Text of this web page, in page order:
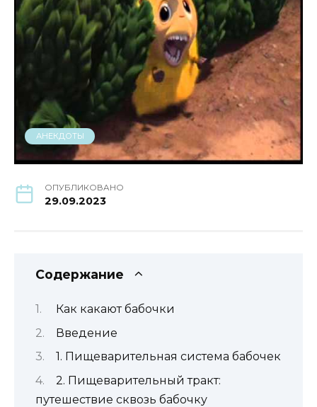
АНЕКДОТЫ
ОПУБЛИКОВАНО
29.09.2023
Содержание
Как какают бабочки
Введение
1. Пищеварительная система бабочек
2. Пищеварительный тракт:
путешествие сквозь бабочку